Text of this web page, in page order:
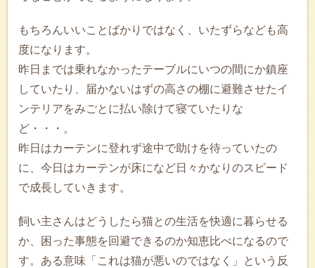
もちろんいいことばかりではなく、いたずらなども高
度になります。
昨日までは乗れなかったテーブルにいつの間にか鎮座
していたり、届かないはずの高さの棚に避難させたイ
ンテリアをみごとに払い除けて寝ていたりな
ど・・・。
昨日はカーテンに登れず途中で助けを待っていたの
に、今日はカーテンが床になど日々かなりのスピード
で成長していきます。
飼い主さんはどうしたら猫との生活を快適に暮らせる
か、困った事態を回避できるのか知恵比べになるので
す。ある意味「これは猫が悪いのではなく」という反